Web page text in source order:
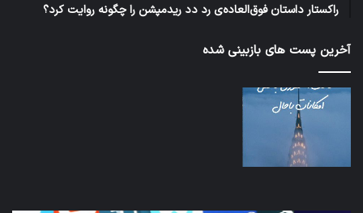
راکستار داستان فوق‌العاده‌ی رد دد ریدمپشن را چگونه روایت کرد؟
آخرین پست های بازبینی شده